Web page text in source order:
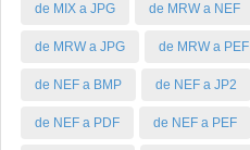
de MIX a JPG de MRW a NEF
de MRW a JPG de MRW a PEF
de NEF a BMP de NEF a JP2
de NEF a PDF de NEF a PEF